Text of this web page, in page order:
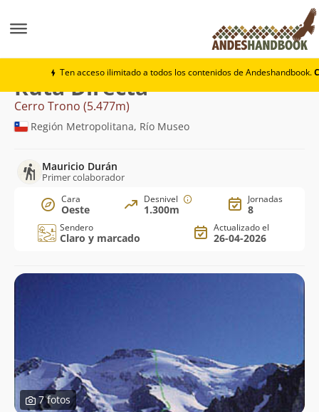
Ten acceso ilimitado a todos los contenidos de Andeshandbook.
Ruta Directa
Cerro Trono (5.477m)
Región Metropolitana, Río Museo
Mauricio Durán
Primer colaborador
Cara
Oeste
Desnivel
1.300m
Jornadas
8
Sendero
Claro y marcado
Actualizado el
26-04-2026
7 fotos